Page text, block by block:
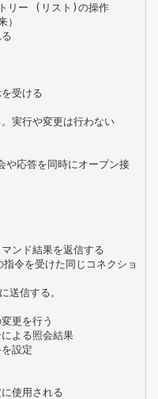
リー (リスト)の操作
受ける
実行や変更は行わない
応答を同時にオープン接
ンド結果を返信する
令を受けた同じコネクショ
送信する。
更を行う
よる照会結果
設定
使用される